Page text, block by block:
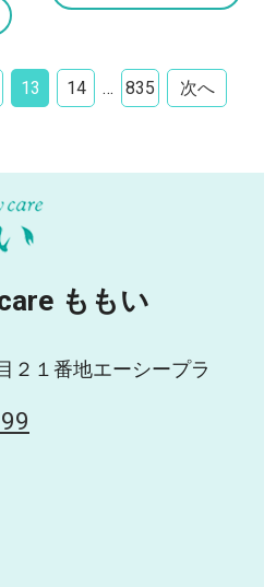
13 14 … 835 次へ
ももい
２１番地エーシープラ